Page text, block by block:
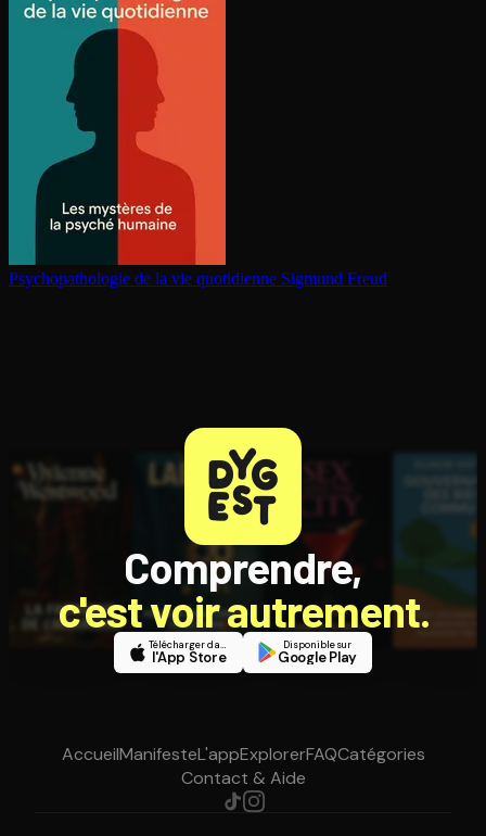
Psy­cho­pa­tho­lo­gie de la vie quotidienne Sigmund Freud
Comprendre,
c'est voir autrement.
Télécharger dans
l'App Store
Disponible sur
Google Play
AccueilManifesteL'appExplorerFAQCatégories
Contact & Aide